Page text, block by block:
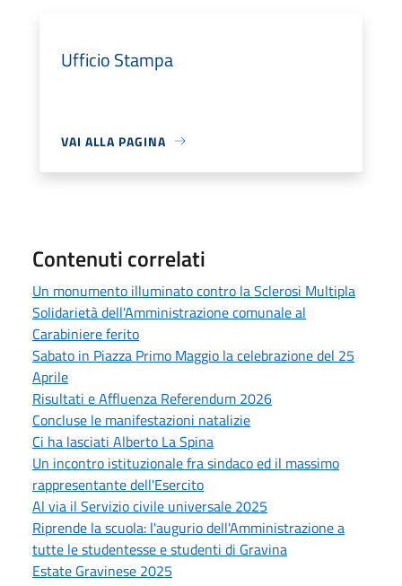
Ufficio Stampa
VAI ALLA PAGINA
Contenuti correlati
Un monumento illuminato contro la Sclerosi Multipla
Solidarietà dell'Amministrazione comunale al
Carabiniere ferito
Sabato in Piazza Primo Maggio la celebrazione del 25
Aprile
Risultati e Affluenza Referendum 2026
Concluse le manifestazioni natalizie
Ci ha lasciati Alberto La Spina
Un incontro istituzionale fra sindaco ed il massimo
rappresentante dell'Esercito
Al via il Servizio civile universale 2025
Riprende la scuola: l'augurio dell'Amministrazione a
tutte le studentesse e studenti di Gravina
Estate Gravinese 2025